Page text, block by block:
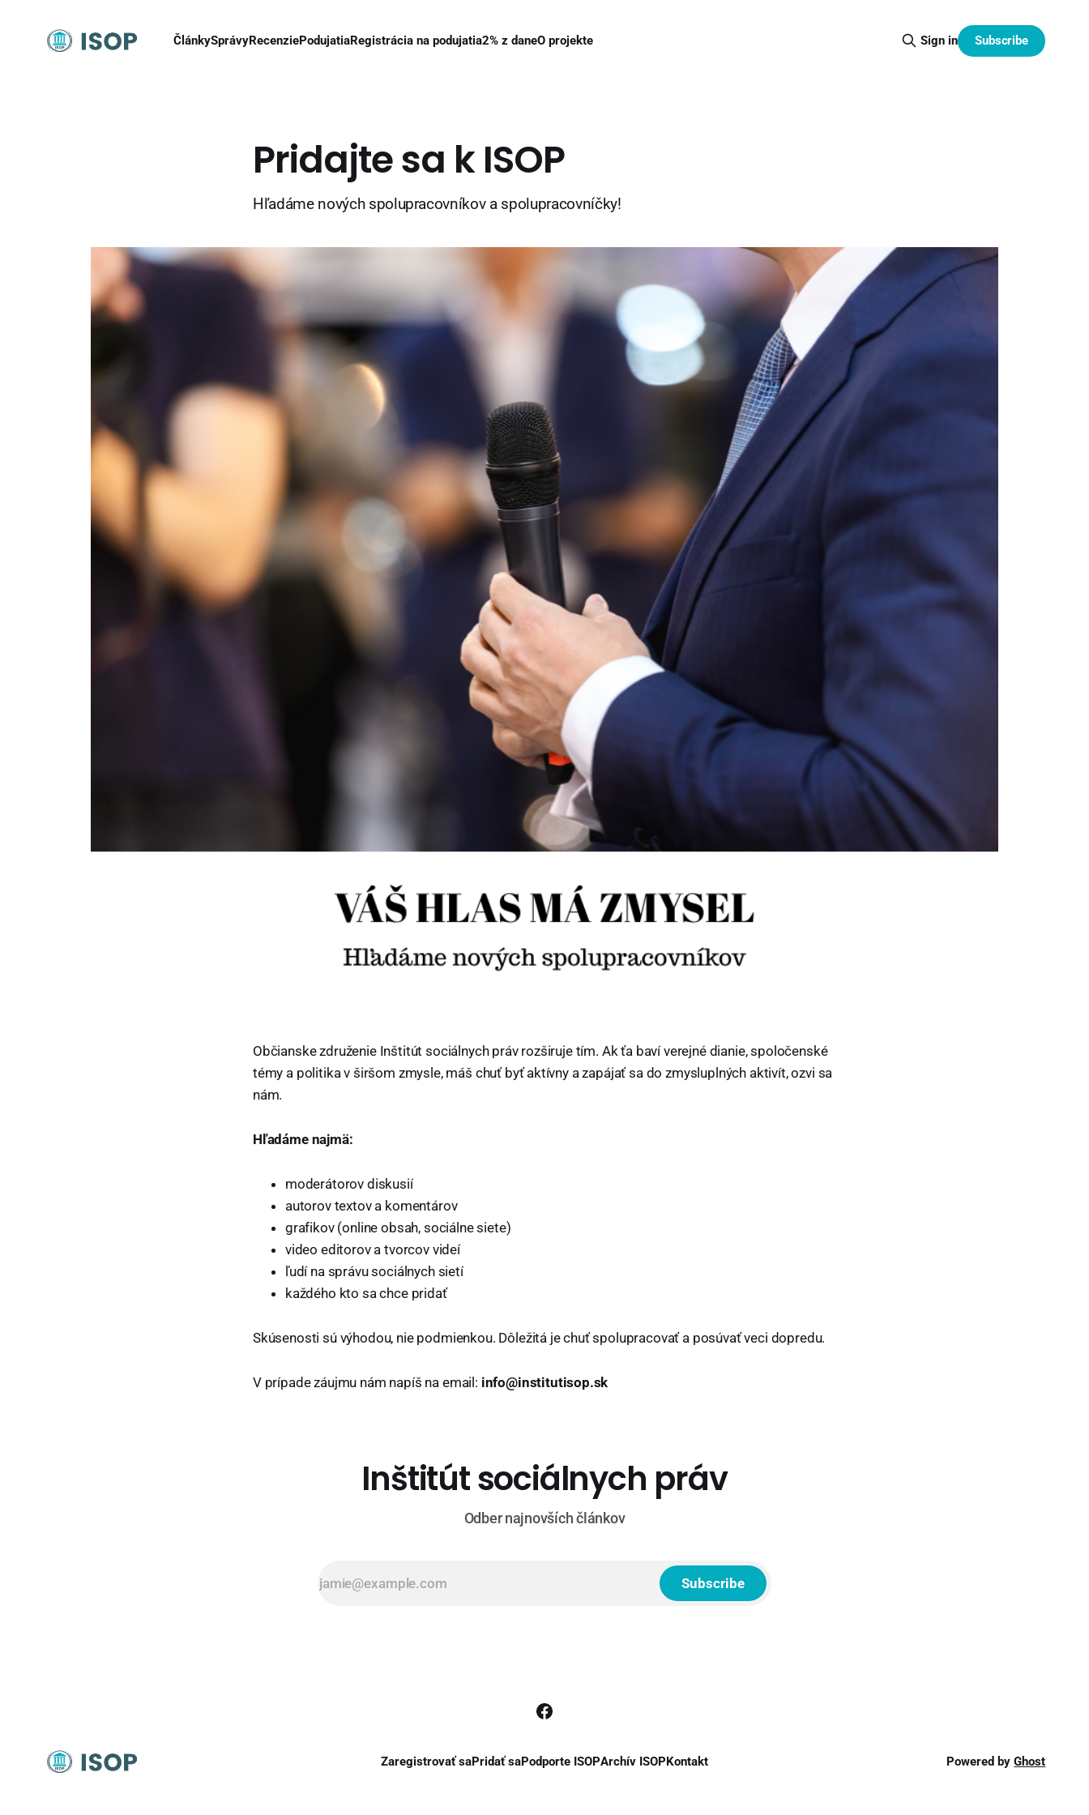
ČlánkySprávyRecenziePodujatiaRegistrácia na podujatia2% z daneO projekte Sign in Subscribe
Pridajte sa k ISOP
Hľadáme nových spolupracovníkov a spolupracovníčky!
Občianske združenie Inštitút sociálnych práv rozširuje tím. Ak ťa baví verejné dianie, spoločenské
témy a politika v širšom zmysle, máš chuť byť aktívny a zapájať sa do zmysluplných aktivít, ozvi sa
nám.
Hľadáme najmä:
moderátorov diskusií
autorov textov a komentárov
grafikov (online obsah, sociálne siete)
video editorov a tvorcov videí
ľudí na správu sociálnych sietí
každého kto sa chce pridať
Skúsenosti sú výhodou, nie podmienkou. Dôležitá je chuť spolupracovať a posúvať veci dopredu.
V prípade záujmu nám napíš na email: info@institutisop.sk
Inštitút sociálnych práv
Odber najnovších článkov
Subscribe
Zaregistrovať saPridať saPodporte ISOPArchív ISOPKontakt Powered byGhost